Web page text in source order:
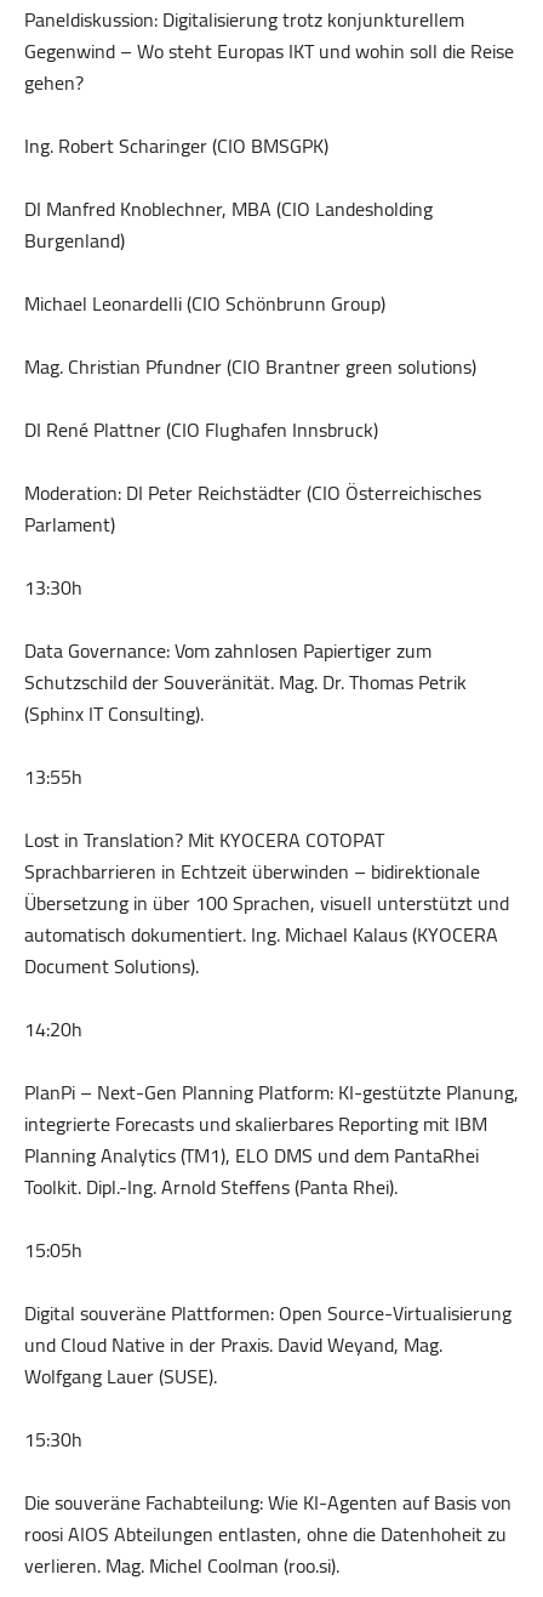
Paneldiskussion: Digitalisierung trotz konjunkturellem
Gegenwind – Wo steht Europas IKT und wohin soll die Reise
gehen?
Ing. Robert Scharinger (CIO BMSGPK)
DI Manfred Knoblechner, MBA (CIO Landesholding
Burgenland)
Michael Leonardelli (CIO Schönbrunn Group)
Mag. Christian Pfundner (CIO Brantner green solutions)
DI René Plattner (CIO Flughafen Innsbruck)
Moderation: DI Peter Reichstädter (CIO Österreichisches
Parlament)
13:30h
Data Governance: Vom zahnlosen Papiertiger zum
Schutzschild der Souveränität. Mag. Dr. Thomas Petrik
(Sphinx IT Consulting).
13:55h
Lost in Translation? Mit KYOCERA COTOPAT
Sprachbarrieren in Echtzeit überwinden – bidirektionale
Übersetzung in über 100 Sprachen, visuell unterstützt und
automatisch dokumentiert. Ing. Michael Kalaus (KYOCERA
Document Solutions).
14:20h
PlanPi – Next-Gen Planning Platform: KI-gestützte Planung,
integrierte Forecasts und skalierbares Reporting mit IBM
Planning Analytics (TM1), ELO DMS und dem PantaRhei
Toolkit. Dipl.-Ing. Arnold Steffens (Panta Rhei).
15:05h
Digital souveräne Plattformen: Open Source-Virtualisierung
und Cloud Native in der Praxis. David Weyand, Mag.
Wolfgang Lauer (SUSE).
15:30h
Die souveräne Fachabteilung: Wie KI-Agenten auf Basis von
roosi AIOS Abteilungen entlasten, ohne die Datenhoheit zu
verlieren. Mag. Michel Coolman (roo.si).